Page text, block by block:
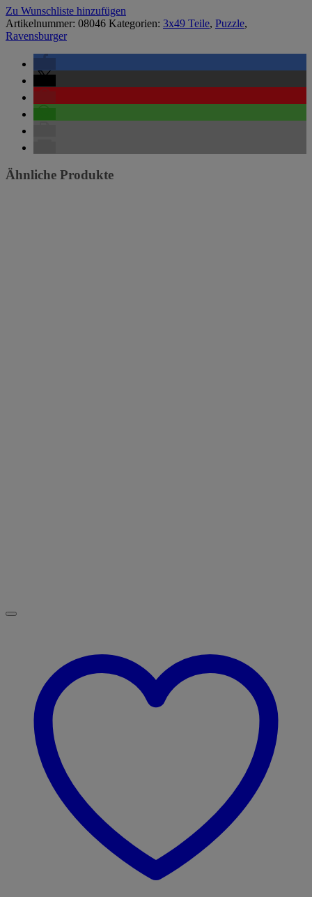
Zu Wunschliste hinzufügen
Artikelnummer: 08046 Kategorien: 3x49 Teile, Puzzle,
Ravensburger
Ähnliche Produkte